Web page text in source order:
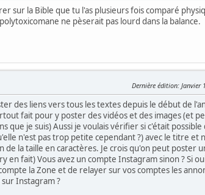
sur la Bible que tu l'as plusieurs fois comparé
ne pèserait pas lourd dans la balance.
Dernière édition: Janvier
des liens vers tous les textes depuis le début de
fait pour y poster des vidéos et des images (et
je suis) Aussi je voulais vérifier si c'était
n'est pas trop petite cependant ?) avec le titre et
la taille en caractères. Je crois qu'on peut poster
fait) Vous avez un compte Instagram sinon ? Si
la Zone et de relayer sur vos comptes les
Instagram ?